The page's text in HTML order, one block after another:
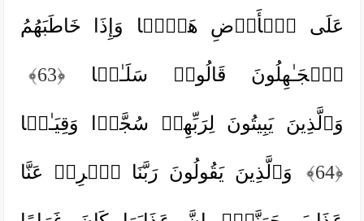
عَلَى ٱلۡأَرۡضِ هَوۡنࣰا وَإِذَا خَاطَبَهُمُ
ٱلۡجَـٰهِلُونَ قَالُوا۟ سَلَـٰمࣰا ﴿63﴾
وَٱلَّذِینَ یَبِیتُونَ لِرَبِّهِمۡ سُجَّدࣰا وَقِیَـٰمࣰا
﴿64﴾ وَٱلَّذِینَ یَقُولُونَ رَبَّنَا ٱصۡرِفۡ عَنَّا